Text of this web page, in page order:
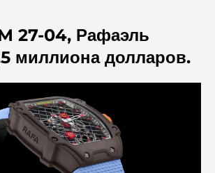
по переездам в Дубае: подробное
Али против Палм Джумейра: наглядное
грамотных покупателей недвижимости.
себя Moon Island Dubai: ваш полный
27-04, Рафаэль
миллиона долларов.